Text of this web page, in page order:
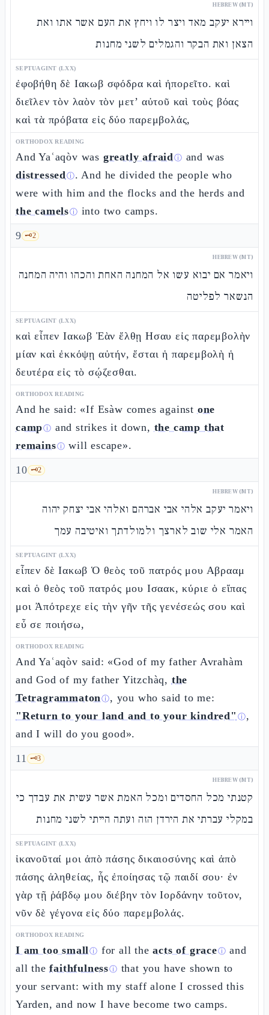
HEBREW (MT)
ויירא יעקב מאד ויצר לו ויחץ את העם אשר אתו ואת
הצאן ואת הבקר והגמלים לשני מחנות
SEPTUAGINT (LXX)
ἐφοβήθη δὲ Ιακωβ σφόδρα καὶ ἠπορεῖτο. καὶ
διεῖλεν τὸν λαὸν τὸν μετ’ αὐτοῦ καὶ τοὺς βόας
καὶ τὰ πρόβατα εἰς δύο παρεμβολάς,
ORTHODOX READING
And Yaʿaqòv was greatly afraidⓘ and was
distressedⓘ. And he divided the people who
were with him and the flocks and the herds and
the camelsⓘ into two camps.
9 🗝️2
HEBREW (MT)
ויאמר אם יבוא עשו אל המחנה האחת והכהו והיה המחנה
הנשאר לפליטה
SEPTUAGINT (LXX)
καὶ εἶπεν Ιακωβ Ἐὰν ἔλθῃ Ησαυ εἰς παρεμβολὴν
μίαν καὶ ἐκκόψῃ αὐτήν, ἔσται ἡ παρεμβολὴ ἡ
δευτέρα εἰς τὸ σῴζεσθαι.
ORTHODOX READING
And he said: «If Esàw comes against one
campⓘ and strikes it down, the camp that
remainsⓘ will escape».
10 🗝️2
HEBREW (MT)
ויאמר יעקב אלהי אבי אברהם ואלהי אבי יצחק יהוה
האמר אלי שוב לארצך ולמולדתך ואיטיבה עמך
SEPTUAGINT (LXX)
εἶπεν δὲ Ιακωβ Ὁ θεὸς τοῦ πατρός μου Αβρααμ
καὶ ὁ θεὸς τοῦ πατρός μου Ισαακ, κύριε ὁ εἴπας
μοι Ἀπότρεχε εἰς τὴν γῆν τῆς γενέσεώς σου καὶ
εὖ σε ποιήσω,
ORTHODOX READING
And Yaʿaqòv said: «God of my father Avrahàm
and God of my father Yitzchàq, the
Tetragrammatonⓘ, you who said to me:
"Return to your land and to your kindred" ⓘ,
and I will do you good».
11 🗝️3
HEBREW (MT)
קטנתי מכל החסדים ומכל האמת אשר עשית את עבדך כי
במקלי עברתי את הירדן הזה ועתה הייתי לשני מחנות
SEPTUAGINT (LXX)
ἱκανοῦταί μοι ἀπὸ πάσης δικαιοσύνης καὶ ἀπὸ
πάσης ἀληθείας, ἧς ἐποίησας τῷ παιδί σου· ἐν
γὰρ τῇ ῥάβδῳ μου διέβην τὸν Ιορδάνην τοῦτον,
νῦν δὲ γέγονα εἰς δύο παρεμβολάς.
ORTHODOX READING
I am too smallⓘ for all theacts of graceⓘ and
all thefaithfulnessⓘ that you have shown to
your servant: with my staff alone I crossed this
Yarden, and now I have become two camps.